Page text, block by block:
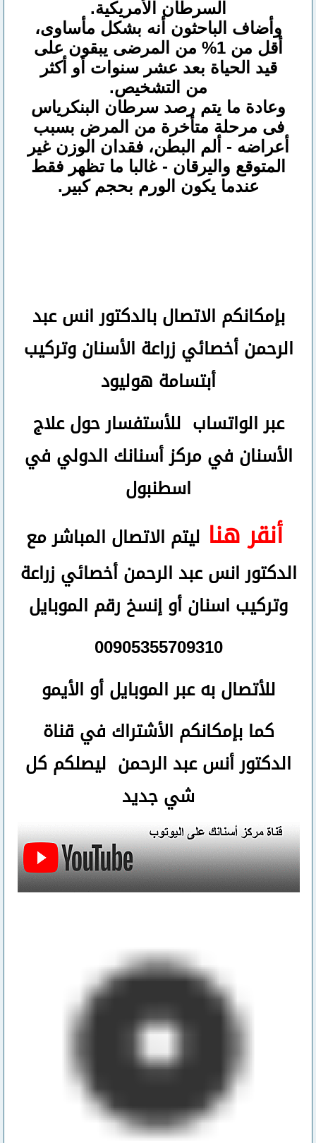
السرطان الأمريكية.
وأضاف الباحثون أنه بشكل مأساوى،
أقل من 1% من المرضى يبقون على
قيد الحياة بعد عشر سنوات أو أكثر
من التشخيص.
وعادة ما يتم رصد سرطان البنكرياس
فى مرحلة متأخرة من المرض بسبب
أعراضه - ألم البطن، فقدان الوزن غير
المتوقع واليرقان - غالبا ما تظهر فقط
عندما يكون الورم بحجم كبير.
بإمكانكم الاتصال بالدكتور انس عبد
الرحمنأخصائي زراعة الأسنان وتركيب
أبتسامة هوليود
عبر الواتساب للأستفسار حول علاج
الأسنان في مركز أسنانك الدولي في
اسطنبول
أنقر هنا ليتم الاتصال المباشر مع
الدكتور انس عبد الرحمن أخصائي زراعة
وتركيب اسنانأوإنسخ رقم الموبايل
00905355709310
للأتصالبه عبر الموبايل أو الأيمو
كما بإمكانكم الأشتراك في قناة
الدكتور أنس عبد الرحمن ليصلكم كل
شي جديد